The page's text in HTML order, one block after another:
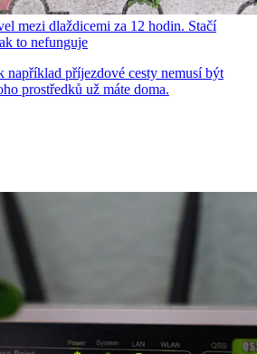
mezi dlaždicemi za 12 hodin. Stačí
to nefunguje
například příjezdové cesty nemusí být
prostředků už máte doma.